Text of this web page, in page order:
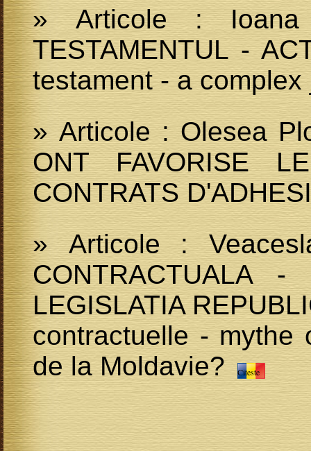
» Articole : Ioana
TESTAMENTUL -
testament - a
» Articole : Olesea
ONT FAVORISE
CONTRATS
» Articole :
CONTRACTUALA
LEGISLATIA
contractuelle - mythe
de la Moldavie? Citeste